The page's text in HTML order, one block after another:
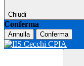
Chiudi
Conferma
Annulla Conferma